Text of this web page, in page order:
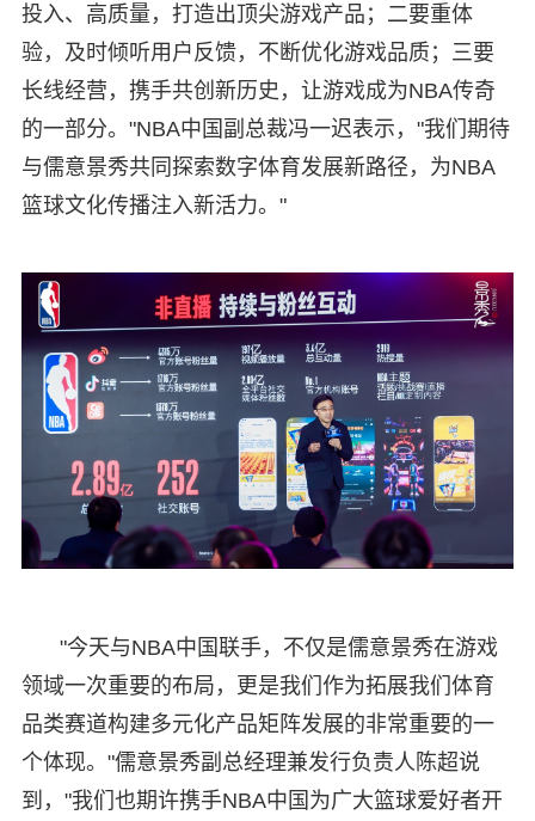
投入、高质量，打造出顶尖游戏产品；二要重体
验，及时倾听用户反馈，不断优化游戏品质；三要
长线经营，携手共创新历史，让游戏成为NBA传奇
的一部分。"NBA中国副总裁冯一迟表示，"我们期待
与儒意景秀共同探索数字体育发展新路径，为NBA
篮球文化传播注入新活力。"
"今天与NBA中国联手，不仅是儒意景秀在游戏
领域一次重要的布局，更是我们作为拓展我们体育
品类赛道构建多元化产品矩阵发展的非常重要的一
个体现。"儒意景秀副总经理兼发行负责人陈超说
到，"我们也期许携手NBA中国为广大篮球爱好者开